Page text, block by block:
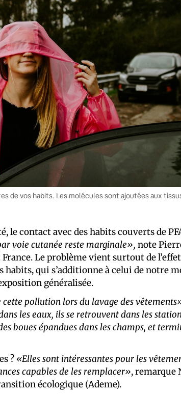
de vos habits. Les molécules sont ajoutées aux
le contact avec des habits couverts de
voie cutanée reste marginale», note
Le problème vient surtout de l’effet
habits, qui s’additionne à celui de notre
généralisée.
pollution lors du lavage des
les eaux, ils se retrouvent dans les
boues épandues dans les champs, et
? «Elles sont intéressantes pour les
capables de les remplacer», remarque
écologique (Ademe).